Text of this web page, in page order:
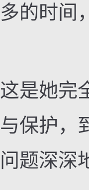
的时间
她完
保护，
题深深